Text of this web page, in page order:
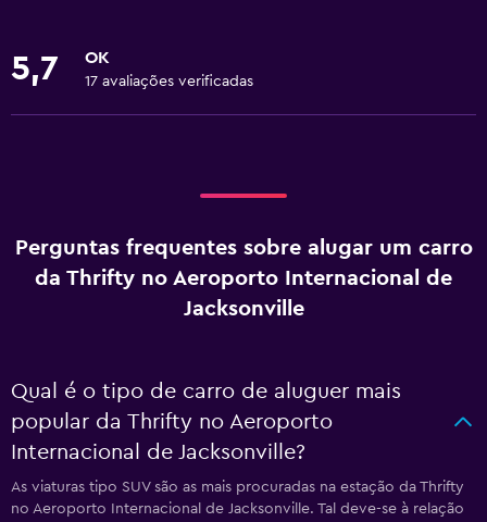
5,7 OK
17 avaliações verificadas
Perguntas frequentes sobre alugar um carro
da Thrifty no Aeroporto Internacional de
Jacksonville
Qual é o tipo de carro de aluguer mais
popular da Thrifty no Aeroporto
Internacional de Jacksonville?
As viaturas tipo SUV são as mais procuradas na estação da Thrifty
no Aeroporto Internacional de Jacksonville. Tal deve-se à relação